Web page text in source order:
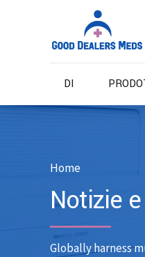
DI
Home
Notizie
Globally harness